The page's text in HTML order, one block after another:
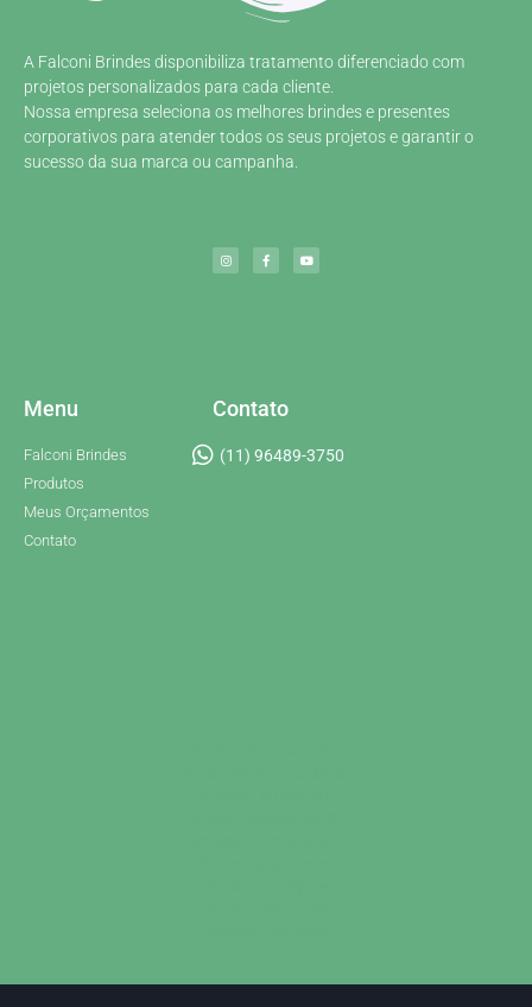
A Falconi Brindes disponibiliza tratamento diferenciado com
projetos personalizados para cada cliente.
Nossa empresa seleciona os melhores brindes e presentes
corporativos para atender todos os seus projetos e garantir o
sucesso da sua marca ou campanha.
Menu
Falconi Brindes
Produtos
Meus Orçamentos
Contato
Contato
(11) 96489-3750